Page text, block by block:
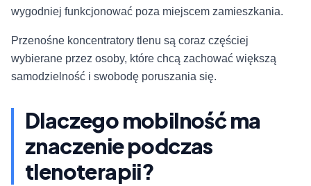
wygodniej funkcjonować poza miejscem zamieszkania.
Przenośne koncentratory tlenu są coraz częściej
wybierane przez osoby, które chcą zachować większą
samodzielność i swobodę poruszania się.
Dlaczego mobilność ma
znaczenie podczas
tlenoterapii?